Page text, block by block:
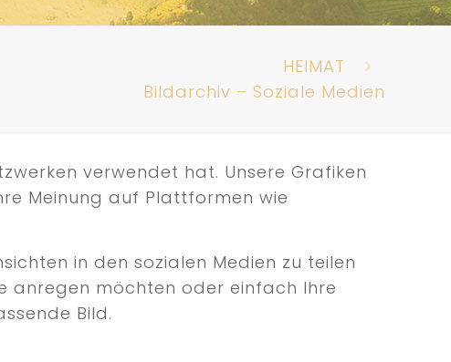
HEIMAT
Bildarchiv – Soziale Medien
verwendet hat. Unsere Grafiken
Meinung auf Plattformen wie
in den sozialen Medien zu teilen
anregen möchten oder einfach Ihre
Bild.